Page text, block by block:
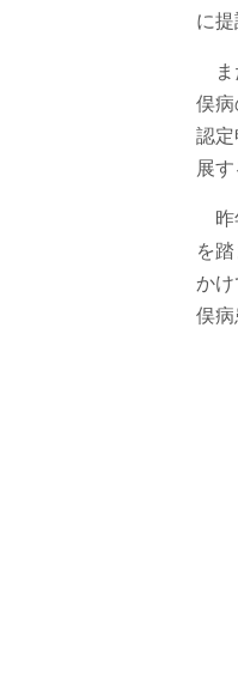
に提
ま
俣病
認
展
昨
を
か
俣病